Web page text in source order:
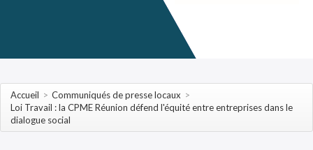
Accueil > Communiqués de presse locaux >
Loi Travail : la CPME Réunion défend l'équité entre entreprises dans le
dialogue social